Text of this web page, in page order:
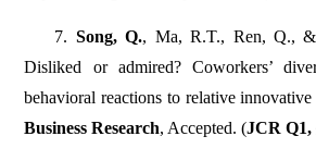
7. Song, Q., Ma, R.T., Ren, Q.,
Disliked or admired? Coworkers’
behavioral reactions to relative innovative
Business Research, Accepted. (JCR